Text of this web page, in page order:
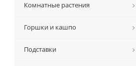
Комнатные растения
Горшки и кашпо
Подставки